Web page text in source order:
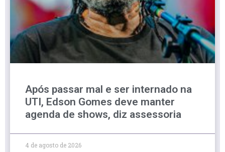
Após passar mal e ser internado na
UTI, Edson Gomes deve manter
agenda de shows, diz assessoria
4 de agosto de 2026